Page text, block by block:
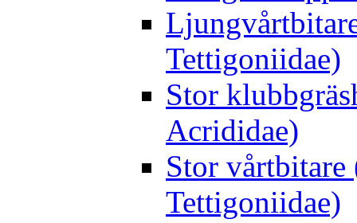
Tettigoniidae)
Stor
Acrididae)
Stor
Tettigoniidae)